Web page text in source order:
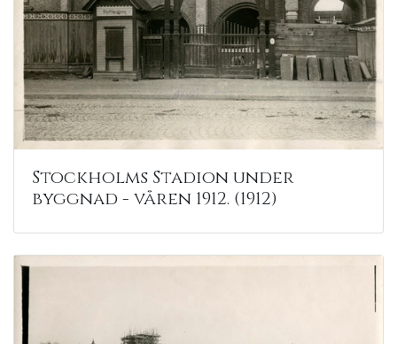
Stockholms Stadion under
byggnad - våren 1912. (1912)